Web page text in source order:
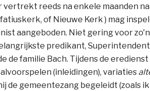
vertrekt reeds na enkele maanden
of Nieuwe Kerk ) mag
aangeboden. Niet gering voor
predikant,
de familie Bach. Tijdens de
(inleidingen), variaties
de gemeentezang begeleidt (zoals